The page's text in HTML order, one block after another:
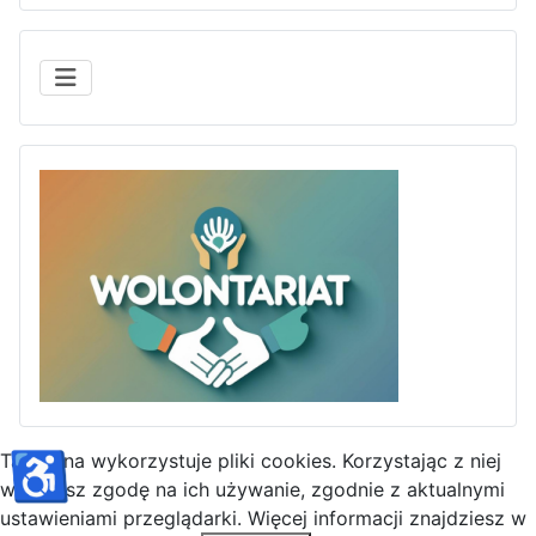
Ta strona wykorzystuje pliki cookies. Korzystając z niej
wyrażasz zgodę na ich używanie, zgodnie z aktualnymi
ustawieniami przeglądarki. Więcej informacji znajdziesz w